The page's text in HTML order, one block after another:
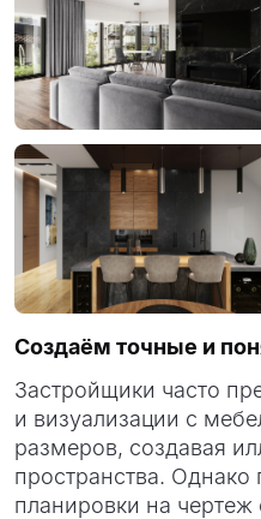
Создаём точные и
Застройщики часто
и визуализации с
размеров, создавая
пространства. Однако
планировки на чертеж